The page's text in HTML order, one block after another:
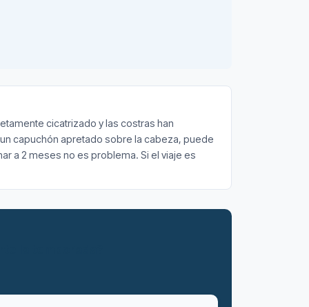
cicatrizado y las costras han
capuchón apretado sobre la cabeza, puede
a 2 meses no es problema. Si el viaje es